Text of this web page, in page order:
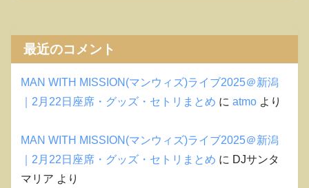
最近のコメント
MAN WITH MISSION(マンウィズ)ライブ2025＠新潟
｜2月22日座席・グッズ・セトリまとめ に atmo より
MAN WITH MISSION(マンウィズ)ライブ2025＠新潟
｜2月22日座席・グッズ・セトリまとめ に DJサンタ
マリア より